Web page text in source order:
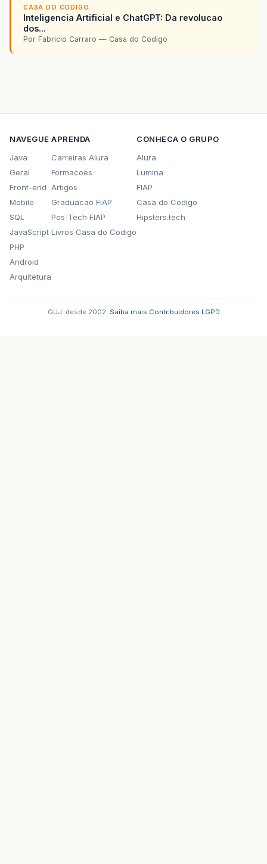
CASA DO CODIGO
Inteligencia Artificial e ChatGPT: Da revolucao
dos...
Por Fabricio Carraro — Casa do Codigo
NAVEGUE
Java
Geral
Front-end
Mobile
SQL
JavaScript
PHP
Android
Arquitetura
APRENDA
Carreiras Alura
Formacoes
Artigos
Graduacao FIAP
Pos-Tech FIAP
Livros Casa do Codigo
CONHECA O GRUPO
Alura
Lumina
FIAP
Casa do Codigo
Hipsters.tech
GUJ: desde 2002. Saiba mais Contribuidores LGPD